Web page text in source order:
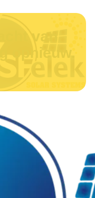
van
opnieuw.